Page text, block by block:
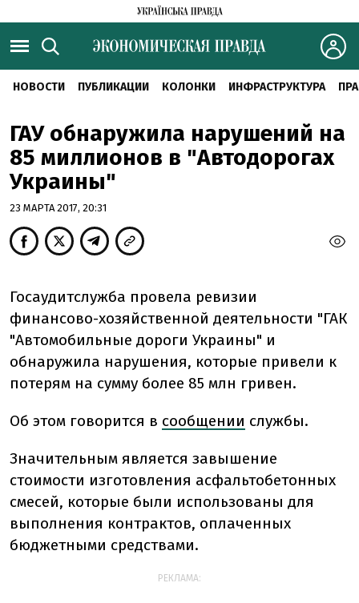
НОВОСТИ ПУБЛИКАЦИИ КОЛОНКИ ИНФРАСТРУКТУРА
ГАУ обнаружила нарушений на
85 миллионов в "Автодорогах
Украины"
23 МАРТА 2017, 20:31
Госаудитслужба провела ревизии
финансово-хозяйственной деятельности "ГАК
"Автомобильные дороги Украины" и
обнаружила нарушения, которые привели к
потерям на сумму более 85 млн гривен.
Об этом говорится в сообщении службы.
Значительным является завышение
стоимости изготовления асфальтобетонных
смесей, которые были использованы для
выполнения контрактов, оплаченных
бюджетными средствами.
РЕКЛАМА: